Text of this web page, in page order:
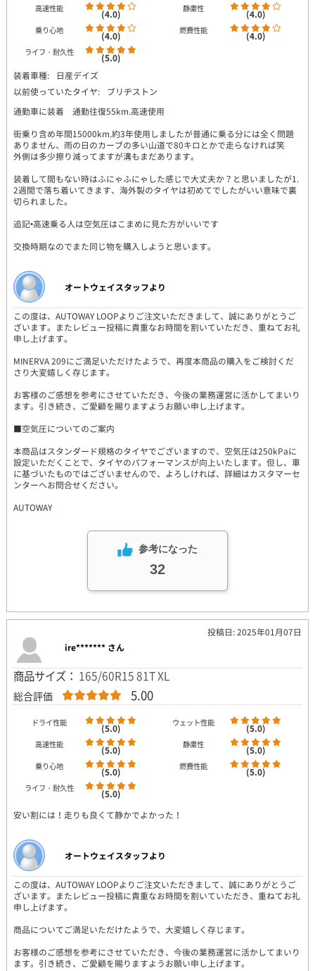
高速性能 (4.0) 静粛性 (4.0)
乗り心地 (4.0) 燃費性能 (4.0)
ライフ・耐久性
(5.0)
装着車種:
日産デイズ
以前使っていたタイヤ:
ブリヂストン
通勤車に装着 通勤往復55km.高速使用
街乗り含め年間15000km.約3年使用しましたが普通に乗る分には全く問題
ありません、雨の日のカーブの多い山道で80キロとかで走らなければ笑
外側は多少擦り減ってますが溝もまだあります。
装着して間もない時はふにゃふにゃした感じで大丈夫か？と思いましたが1.
2週間で落ち着いてきます、海外製のタイヤは初めてでしたがいい意味で裏
切られました。
追記•高速乗る人は空気圧はこまめに見た方がいいです
交換時期なのでまた同じ物を購入しようと思います。
オートウェイスタッフより
この度は、AUTOWAY LOOPよりご注文いただきまして、誠にありがとうご
ざいます。またレビュー投稿に貴重なお時間を割いていただき、重ねてお礼
申し上げます。
MINERVA 209にご満足いただけたようで、再度本商品の購入をご検討くだ
さり大変嬉しく存じます。
お客様のご感想を参考にさせていただき、今後の業務運営に活かしてまいり
ます。引き続き、ご愛顧を賜りますようお願い申し上げます。
■空気圧についてのご案内
本商品はスタンダード規格のタイヤでございますので、空気圧は250kPaに
設定いただくことで、タイヤのパフォーマンスが向上いたします。但し、車
に基づいたものではございませんので、よろしければ、詳細はカスタマーセ
ンターへお問合せください。
AUTOWAY
参考になった
32
投稿日: 2025年01月07日
ire******* さん
商品サイズ： 165/60R15 81T XL
総合評価 5.00
ドライ性能 (5.0) ウェット性能 (5.0)
高速性能 (5.0) 静粛性 (5.0)
乗り心地 (5.0) 燃費性能 (5.0)
ライフ・耐久性
(5.0)
安い割には！走りも良くて静かでよかった！
オートウェイスタッフより
この度は、AUTOWAY LOOPよりご注文いただきまして、誠にありがとうご
ざいます。またレビュー投稿に貴重なお時間を割いていただき、重ねてお礼
申し上げます。
商品についてご満足いただけたようで、大変嬉しく存じます。
お客様のご感想を参考にさせていただき、今後の業務運営に活かしてまいり
ます。引き続き、ご愛顧を賜りますようお願い申し上げます。